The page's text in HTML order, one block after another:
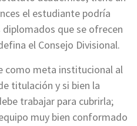
el estudiante podría
que se ofrecen
el Consejo Divisional.
como meta institucional al
titulación y si bien la
trabajar para cubrirla;
muy bien conformado